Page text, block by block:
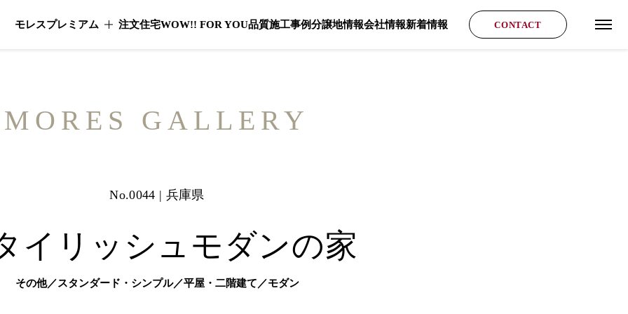
モレスプレミアム モレスプレミアムのメニューを開く
注文住宅WOW!! FOR YOU品質施工事例分譲地情報会社情報新着情報 CONTACT
グロ
MORES GALLERY
No.0044 | 兵庫県
イリッシュモダンの家
その他／スタンダード・シンプル／平屋・二階建て／モダン